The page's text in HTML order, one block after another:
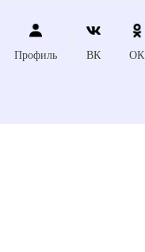
Профиль ВК ОК